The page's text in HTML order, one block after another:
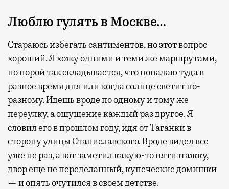
Люблю гулять в Москве…
Стараюсь избегать сантиментов, но этот вопрос
хороший. Я хожу одними и теми же маршрутами,
но порой так складывается, что попадаю туда в
разное время дня или когда солнце светит по-
разному. Идешь вроде по одному и тому же
переулку, а ощущение каждый раз другое. Я
словил его в прошлом году, идя от Таганки в
сторону улицы Станиславского. Вроде видел все
уже не раз, а вот заметил какую-то пятиэтажку,
двор еще не переделанный, купеческие домишки
— и опять очутился в своем детстве.